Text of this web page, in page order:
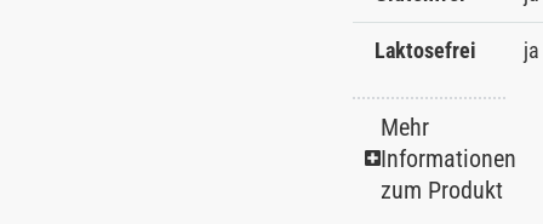
Laktosefrei ja
Mehr
Informationen
zum Produkt